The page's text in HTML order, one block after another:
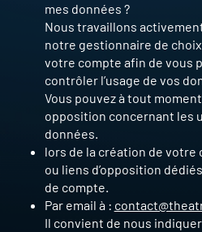
mes données ?
Nous travaillons
notre gestionnaire de
votre compte afin de vous
contrôler l’usage de vos
Vous pouvez à tout
opposition concernant les
données.
lors de la création de votre
ou liens d’opposition
de compte.
Par email à :
Il convient de nous